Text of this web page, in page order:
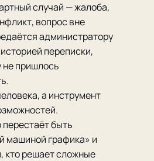
случай — жалоба,
вопрос вне
администратору
переписки,
не пришлось
а инструмент
быть
машиной графика» и
кто решает сложные